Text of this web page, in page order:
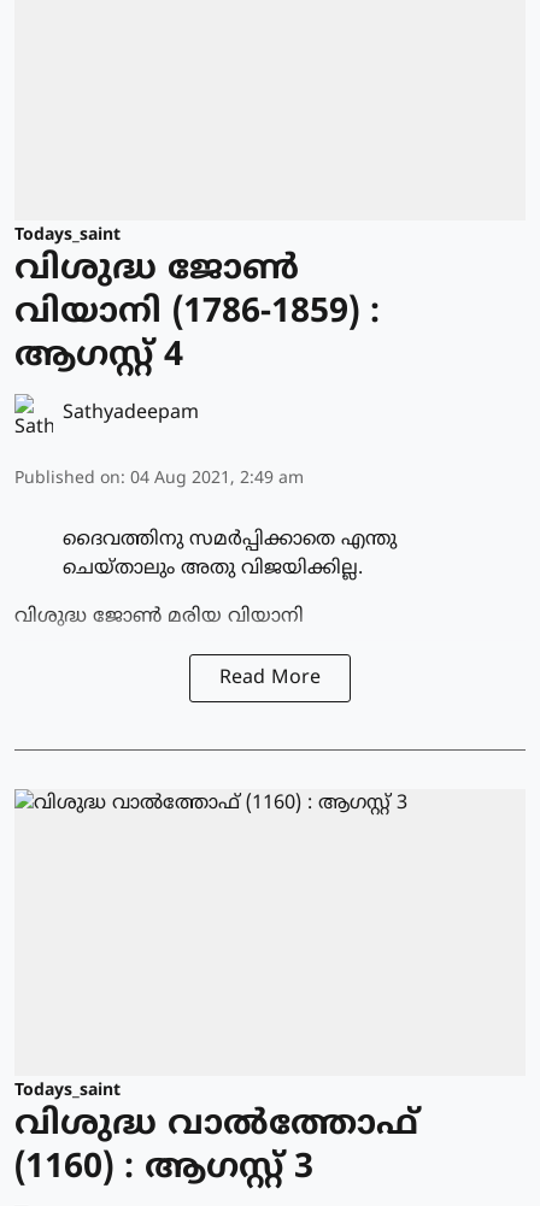
Todays_saint
വിശുദ്ധ ജോണ്‍
വിയാനി (1786-1859) :
ആഗസ്റ്റ് 4
Sathyadeepam
Published on: 04 Aug 2021, 2:49 am
ദൈവത്തിനു സമര്‍പ്പിക്കാതെ എന്തു
ചെയ്താലും അതു വിജയിക്കില്ല.
വിശുദ്ധ ജോണ്‍ മരിയ വിയാനി
Read More
Todays_saint
വിശുദ്ധ വാല്‍ത്തോഫ്
(1160) : ആഗസ്റ്റ് 3